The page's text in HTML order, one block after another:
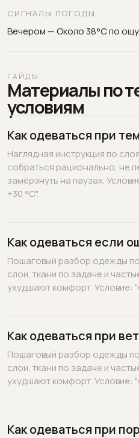
СИГНАЛЫ ПОГОДЫ
Вечером — Около 38°C по
ГАЙДЫ
Материалы по
условиям
Как одеваться при
Наглядная инструкция по
собраться рационально, не
замёрзнуть на паузах.
+30 °C".
Как одеваться если
Пошаговый разбор одежды
слои, ткани по задаче и
ухудшают комфорт. Условие:
Как одеваться при
Пошаговый разбор одежды
слои, ткани по задаче и
ухудшают комфорт. Условие:
Как одеваться при